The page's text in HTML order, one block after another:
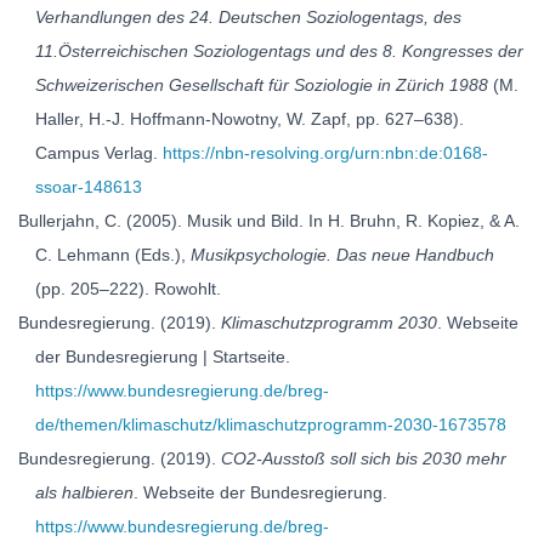
Verhandlungen des 24. Deutschen Soziologentags, des
11.Österreichischen Soziologentags und des 8. Kongresses der
Schweizerischen Gesellschaft für Soziologie in Zürich 1988 (M.
Haller, H.-J. Hoffmann-Nowotny, W. Zapf, pp. 627–638).
Campus Verlag. https://nbn-resolving.org/urn:nbn:de:0168-
ssoar-148613
Bullerjahn, C. (2005). Musik und Bild. In H. Bruhn, R. Kopiez, & A.
C. Lehmann (Eds.), Musikpsychologie. Das neue Handbuch
(pp. 205–222). Rowohlt.
Bundesregierung. (2019). Klimaschutzprogramm 2030 . Webseite
der Bundesregierung | Startseite.
https://www.bundesregierung.de/breg-
de/themen/klimaschutz/klimaschutzprogramm-2030-1673578
Bundesregierung. (2019). CO2-Ausstoß soll sich bis 2030 mehr
als halbieren . Webseite der Bundesregierung.
https://www.bundesregierung.de/breg-